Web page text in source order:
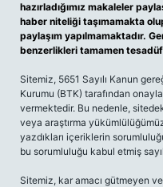
hazırladığımız makaleler
haber niteliği taşımamakta
paylaşım yapılmamaktadır.
benzerlikleri tamamen
Sitemiz, 5651 Sayılı Kanun
Kurumu (BTK) tarafından
vermektedir. Bu nedenle,
veya araştırma
yazdıkları içeriklerin
bu sorumluluğu kabul etmiş
Sitemiz, kar amacı gütmeyen